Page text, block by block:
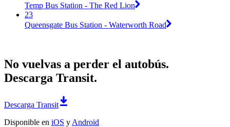
Temp Bus Station - The Red Lion
23
Queensgate Bus Station - Waterworth Road
No vuelvas a perder el autobús.
Descarga Transit.
Descarga Transit
Disponible en iOS y Android